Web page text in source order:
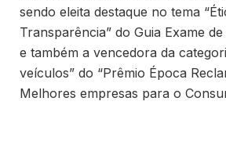
sendo eleita destaque no tema
Transparência” do Guia Exame
e também a vencedora da
veículos” do “Prêmio Época
Melhores empresas para o